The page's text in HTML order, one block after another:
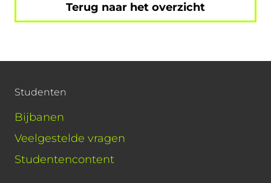
Terug naar het overzicht
Studenten
Bijbanen
Veelgestelde vragen
Studentencontent